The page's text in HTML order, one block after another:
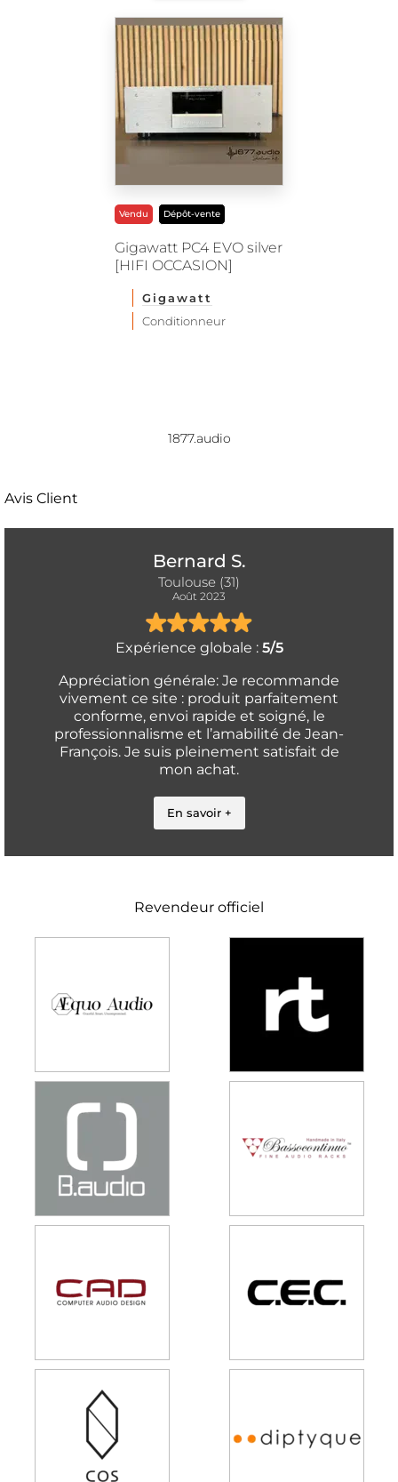
Vendu Dépôt-vente
Gigawatt PC4 EVO silver
[HIFI OCCASION]
Gigawatt
Conditionneur
1877.audio
Avis Client
Bernard S.
Toulouse (31)
Août 2023
Expérience globale : 5/5
Appréciation générale: Je recommande
vivement ce site : produit parfaitement
conforme, envoi rapide et soigné, le
professionnalisme et l’amabilité de Jean-
François. Je suis pleinement satisfait de
mon achat.
En savoir +
Revendeur officiel